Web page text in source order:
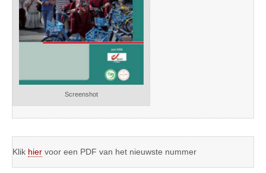
Screenshot
Klik hier voor een PDF van het nieuwste nummer